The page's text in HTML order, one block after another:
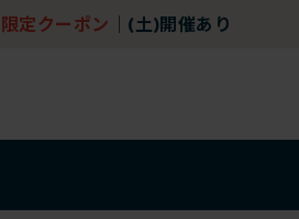
限定クーポン (土)開催あり